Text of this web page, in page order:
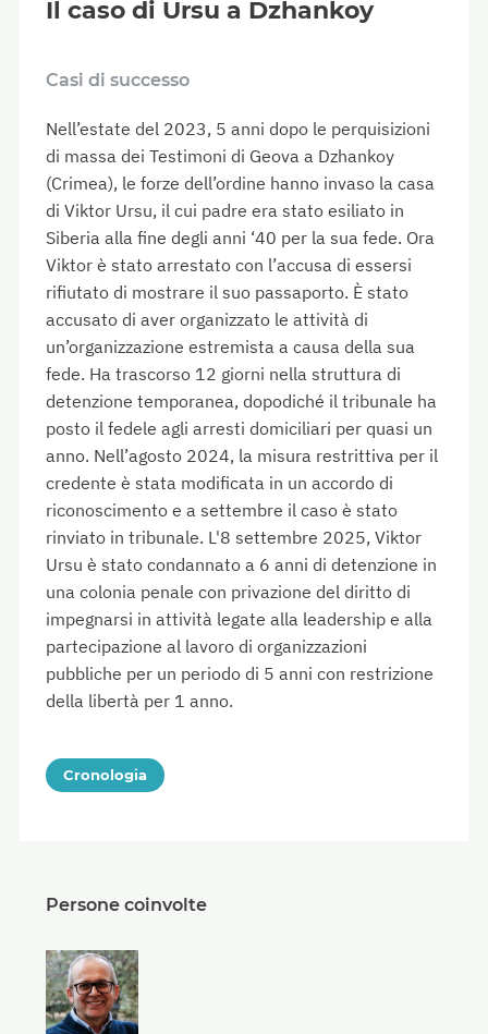
Il caso di Ursu a Dzhankoy
Casi di successo
Nell’estate del 2023, 5 anni dopo le perquisizioni
di massa dei Testimoni di Geova a Dzhankoy
(Crimea), le forze dell’ordine hanno invaso la casa
di Viktor Ursu, il cui padre era stato esiliato in
Siberia alla fine degli anni ‘40 per la sua fede. Ora
Viktor è stato arrestato con l’accusa di essersi
rifiutato di mostrare il suo passaporto. È stato
accusato di aver organizzato le attività di
un’organizzazione estremista a causa della sua
fede. Ha trascorso 12 giorni nella struttura di
detenzione temporanea, dopodiché il tribunale ha
posto il fedele agli arresti domiciliari per quasi un
anno. Nell’agosto 2024, la misura restrittiva per il
credente è stata modificata in un accordo di
riconoscimento e a settembre il caso è stato
rinviato in tribunale. L'8 settembre 2025, Viktor
Ursu è stato condannato a 6 anni di detenzione in
una colonia penale con privazione del diritto di
impegnarsi in attività legate alla leadership e alla
partecipazione al lavoro di organizzazioni
pubbliche per un periodo di 5 anni con restrizione
della libertà per 1 anno.
Cronologia
Persone coinvolte